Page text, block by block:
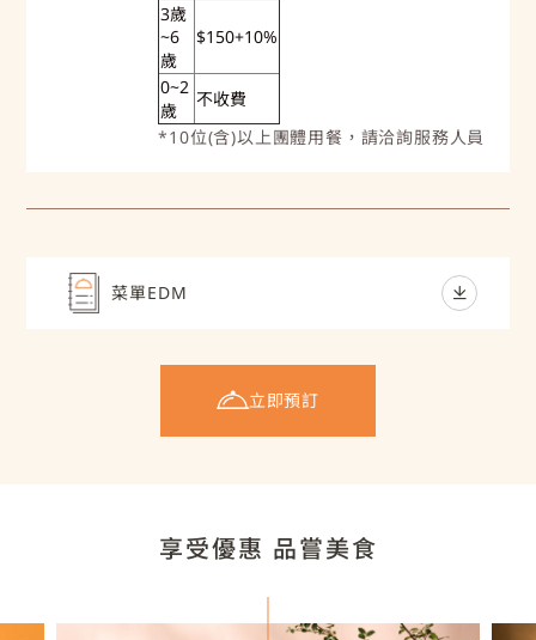
3歲
~6
歲
$150+10%
0~2
歲
不收費
*10位(含)以上團體用餐，請洽詢服務人員
菜單EDM
立即預訂
享受優惠 品嘗美食